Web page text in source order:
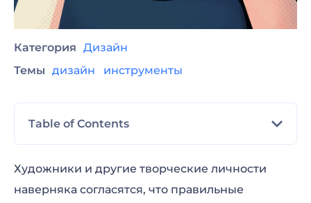
Категория Дизайн
Темы дизайн инструменты
Table of Contents
Художники и другие творческие личности
наверняка согласятся, что правильные